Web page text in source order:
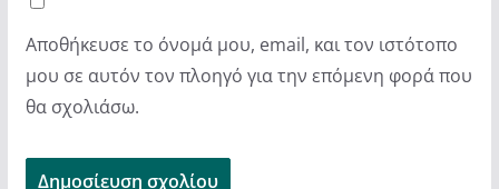
Αποθήκευσε το όνομά μου, email, και τον ιστότοπο
μου σε αυτόν τον πλοηγό για την επόμενη φορά που
θα σχολιάσω.